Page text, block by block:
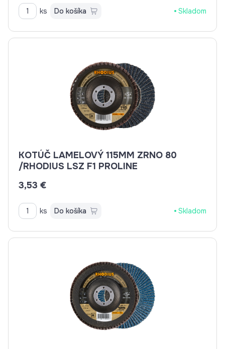
ks Do košíka Skladom
KOTÚČ LAMELOVÝ 115MM ZRNO 80
/RHODIUS LSZ F1 PROLINE
3,53 €
ks Do košíka Skladom